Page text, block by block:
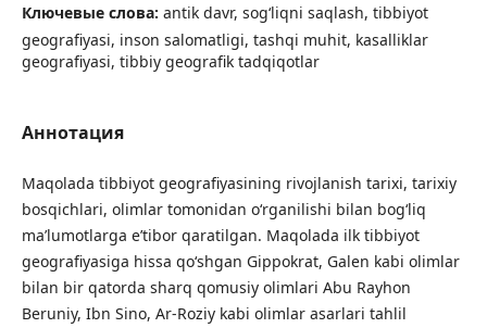
Ключевые слова: antik davr, sog‘liqni saqlash, tibbiyot
geografiyasi, inson salomatligi, tashqi muhit, kasalliklar
geografiyasi, tibbiy geografik tadqiqotlar
Аннотация
Maqolada tibbiyot geografiyasining rivojlanish tarixi, tarixiy
bosqichlari, olimlar tomonidan o‘rganilishi bilan bog‘liq
maʼlumotlarga eʼtibor qaratilgan. Maqolada ilk tibbiyot
geografiyasiga hissa qo‘shgan Gippokrat, Galen kabi olimlar
bilan bir qatorda sharq qomusiy olimlari Abu Rayhon
Beruniy, Ibn Sino, Ar-Roziy kabi olimlar asarlari tahlil